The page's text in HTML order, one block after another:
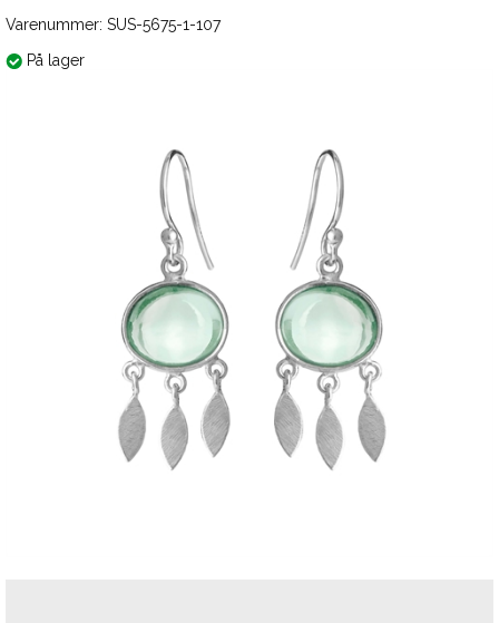
Varenummer: SUS-5675-1-107
På lager